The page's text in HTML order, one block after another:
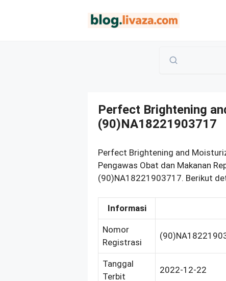
Perfect Brightening
(90)NA18221903717
Perfect Brightening and
Pengawas Obat dan Makanan
(90)NA18221903717. Berikut
Informasi
Nomor
Registrasi
Tanggal
Terbit
2022-12-22